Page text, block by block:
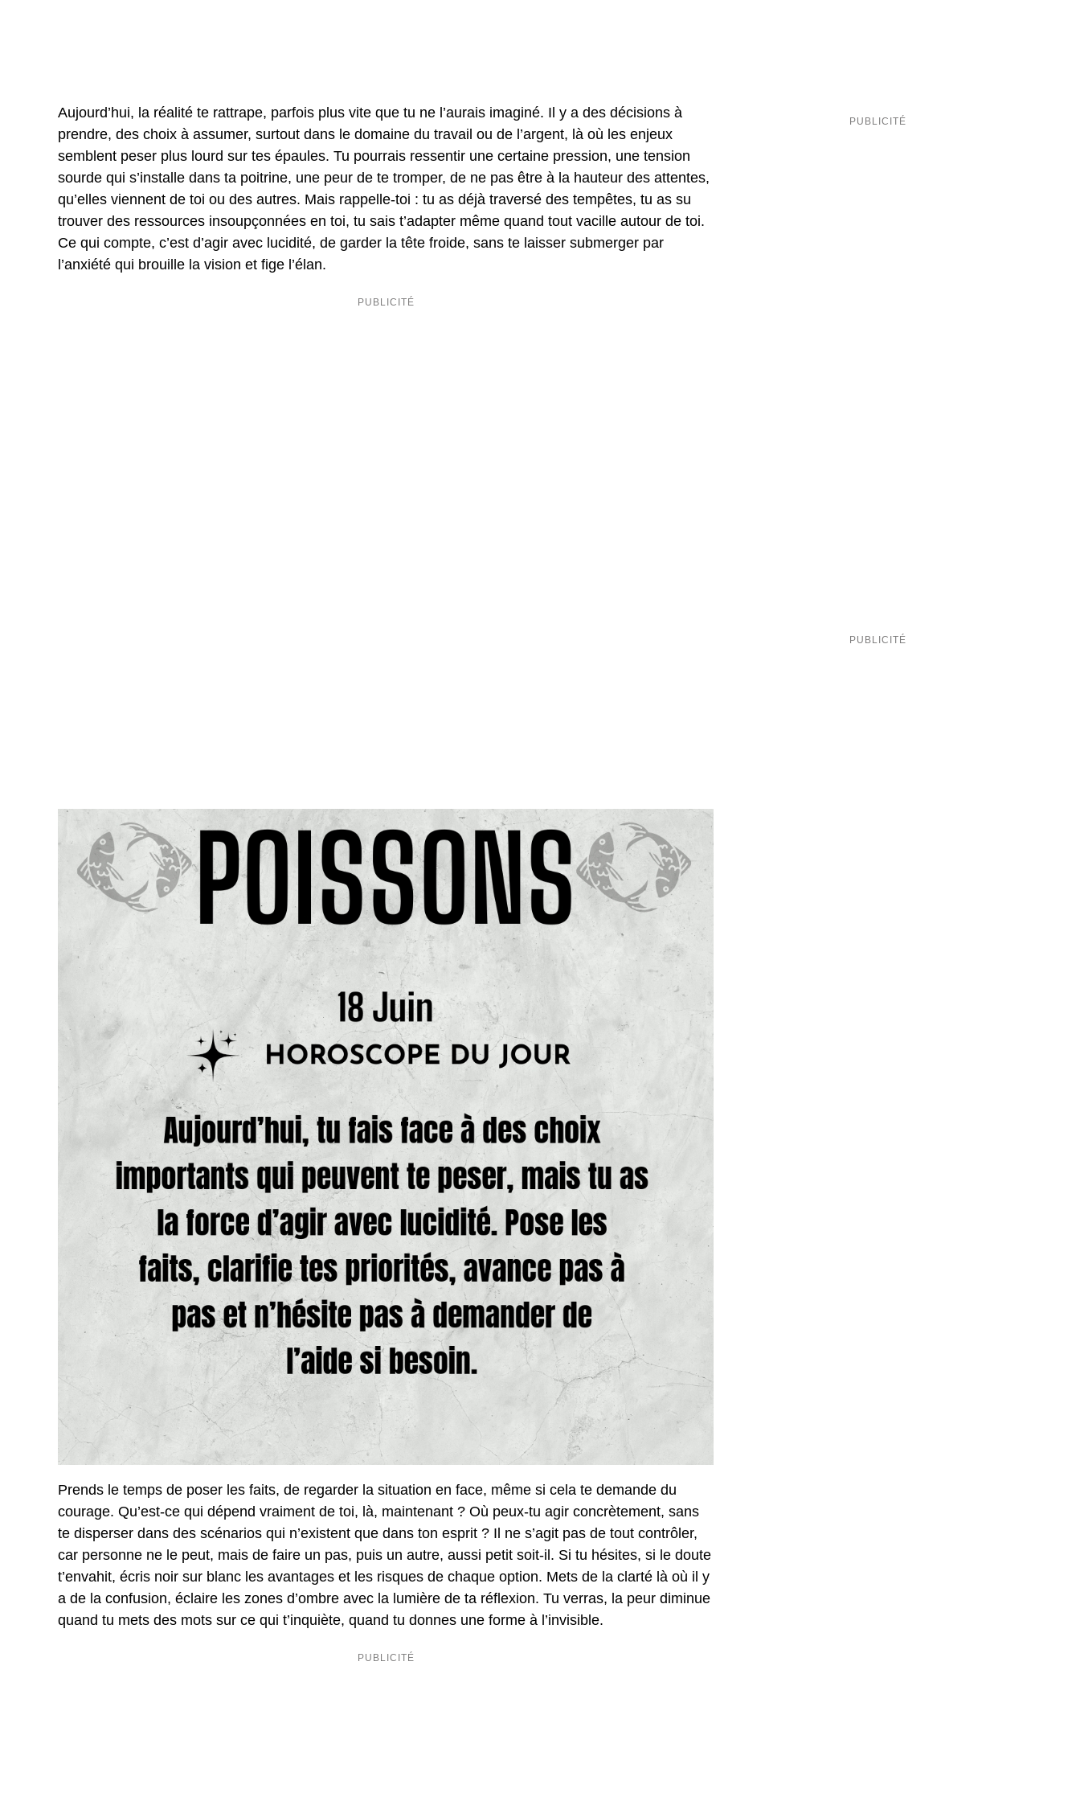
Aujourd’hui, la réalité te rattrape, parfois plus vite que tu ne l’aurais imaginé. Il y a des décisions à
prendre, des choix à assumer, surtout dans le domaine du travail ou de l’argent, là où les enjeux
semblent peser plus lourd sur tes épaules. Tu pourrais ressentir une certaine pression, une tension
sourde qui s’installe dans ta poitrine, une peur de te tromper, de ne pas être à la hauteur des attentes,
qu’elles viennent de toi ou des autres. Mais rappelle-toi : tu as déjà traversé des tempêtes, tu as su
trouver des ressources insoupçonnées en toi, tu sais t’adapter même quand tout vacille autour de toi.
Ce qui compte, c’est d’agir avec lucidité, de garder la tête froide, sans te laisser submerger par
l’anxiété qui brouille la vision et fige l’élan.
Prends le temps de poser les faits, de regarder la situation en face, même si cela te demande du
courage. Qu’est-ce qui dépend vraiment de toi, là, maintenant ? Où peux-tu agir concrètement, sans
te disperser dans des scénarios qui n’existent que dans ton esprit ? Il ne s’agit pas de tout contrôler,
car personne ne le peut, mais de faire un pas, puis un autre, aussi petit soit-il. Si tu hésites, si le doute
t’envahit, écris noir sur blanc les avantages et les risques de chaque option. Mets de la clarté là où il y
a de la confusion, éclaire les zones d’ombre avec la lumière de ta réflexion. Tu verras, la peur diminue
quand tu mets des mots sur ce qui t’inquiète, quand tu donnes une forme à l’invisible.